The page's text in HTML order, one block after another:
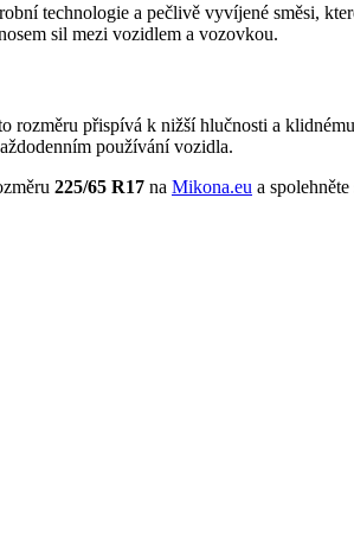
technologie a pečlivě vyvíjené směsi,
sil mezi vozidlem a vozovkou.
rozměru přispívá k nižší hlučnosti a
používání vozidla.
225/65 R17 na Mikona.eu a